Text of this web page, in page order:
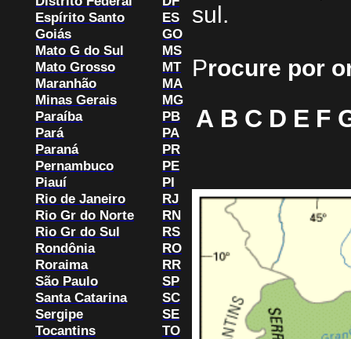
Espírito Santo
ES
Goiás
GO
Mato G do Sul
MS
Mato Grosso
MT
Maranhão
MA
Minas Gerais
MG
Paraíba
PB
Pará
PA
Paraná
PR
Pernambuco
PE
Piauí
PI
Rio de Janeiro
RJ
Rio Gr do Norte
RN
Rio Gr do Sul
RS
Rondônia
RO
Roraima
RR
São Paulo
SP
Santa Catarina
SC
Sergipe
SE
Tocantins
TO
sul.
Procure por
A B C D E F